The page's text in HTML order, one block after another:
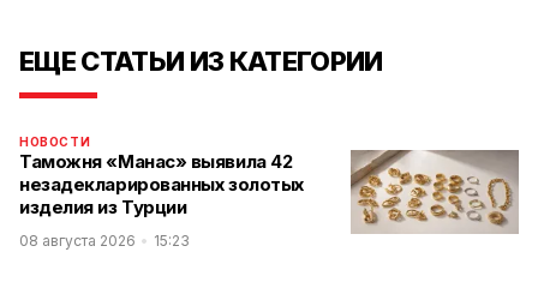
ЕЩЕ СТАТЬИ ИЗ КАТЕГОРИИ
НОВОСТИ
Таможня «Манас» выявила 42
незадекларированных золотых
изделия из Турции
08 августа 2026 15:23